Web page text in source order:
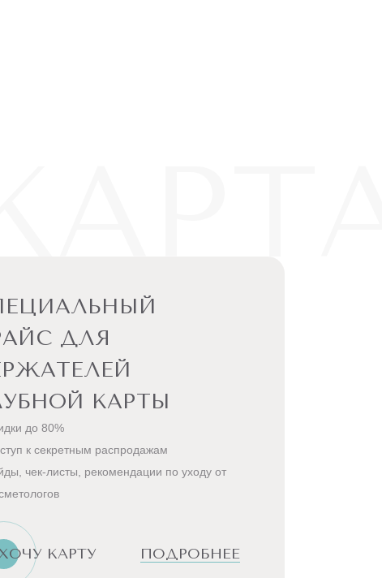
ДЛЯ
КАРТЫ
до 80%
к секретным распродажам
чек-листы, рекомендации по уходу от
КАРТУ ПОДРОБНЕЕ